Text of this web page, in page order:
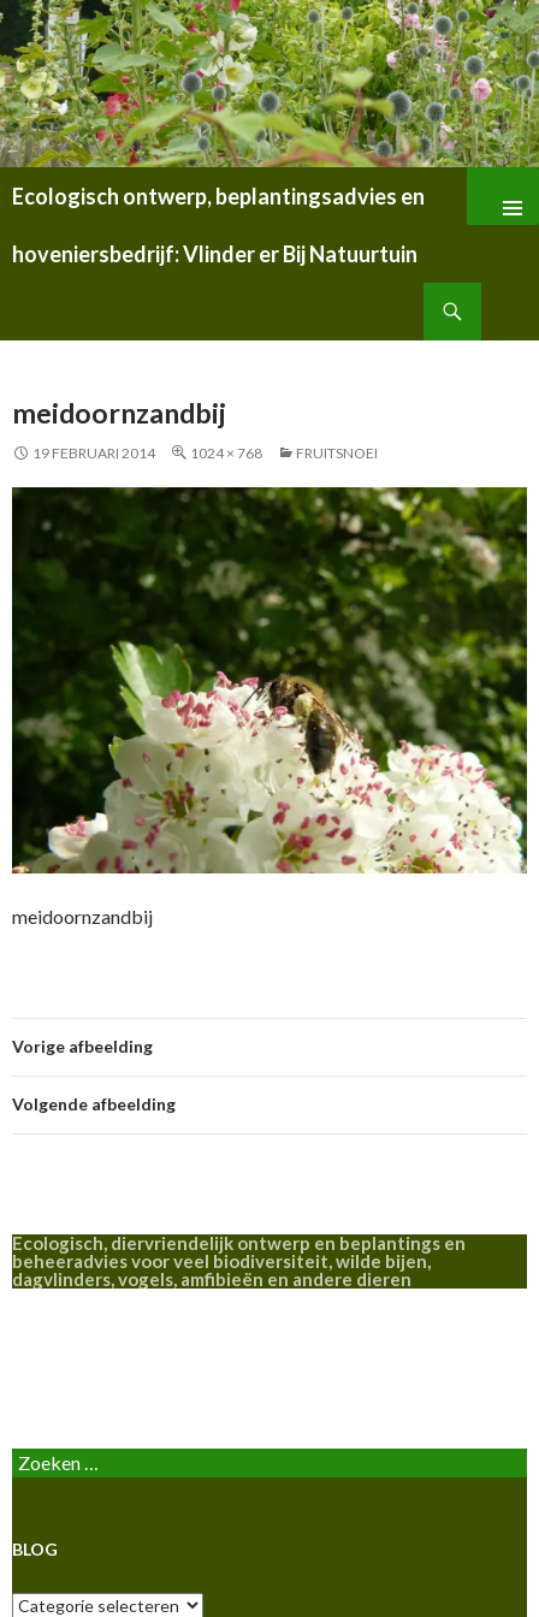
Ecologisch ontwerp, beplantingsadvies en
hoveniersbedrijf: Vlinder er Bij Natuurtuin
NAAR
INHOUD
meidoornzandbij
19 FEBRUARI 2014 1024 × 768 FRUITSNOEI
meidoornzandbij
Vorige afbeelding
Volgende afbeelding
Ecologisch, diervriendelijk ontwerp en beplantings en
beheeradvies voor veel biodiversiteit, wilde bijen,
dagvlinders, vogels, amfibieën en andere dieren
Zoeken
naar:
BLOG
Blog